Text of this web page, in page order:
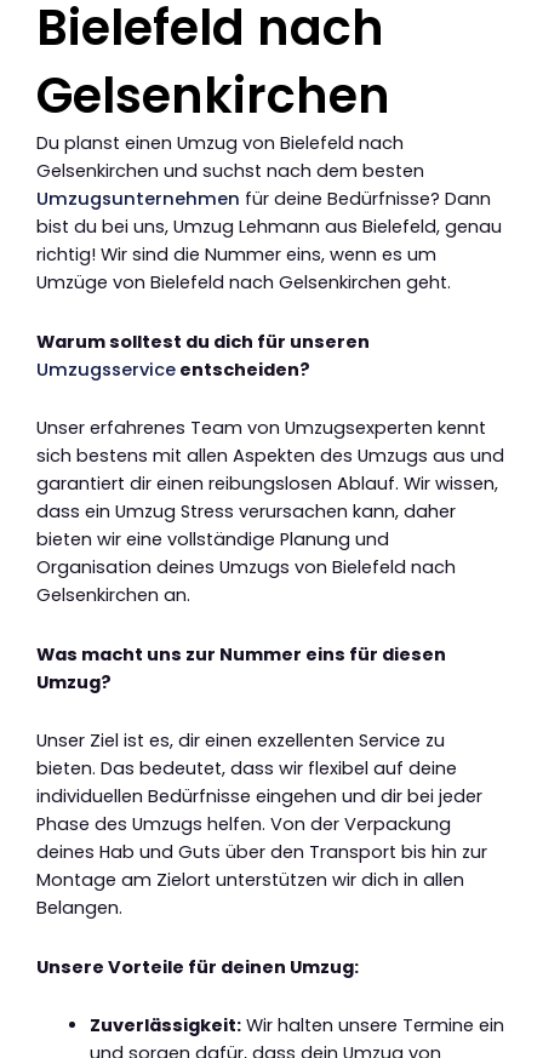
Bielefeld nach
Gelsenkirchen
Du planst einen Umzug von Bielefeld nach
Gelsenkirchen und suchst nach dem besten
Umzugsunternehmen für deine Bedürfnisse? Dann
bist du bei uns, Umzug Lehmann aus Bielefeld, genau
richtig! Wir sind die Nummer eins, wenn es um
Umzüge von Bielefeld nach Gelsenkirchen geht.
Warum solltest du dich für unseren
Umzugsservice entscheiden?
Unser erfahrenes Team von Umzugsexperten kennt
sich bestens mit allen Aspekten des Umzugs aus und
garantiert dir einen reibungslosen Ablauf. Wir wissen,
dass ein Umzug Stress verursachen kann, daher
bieten wir eine vollständige Planung und
Organisation deines Umzugs von Bielefeld nach
Gelsenkirchen an.
Was macht uns zur Nummer eins für diesen
Umzug?
Unser Ziel ist es, dir einen exzellenten Service zu
bieten. Das bedeutet, dass wir flexibel auf deine
individuellen Bedürfnisse eingehen und dir bei jeder
Phase des Umzugs helfen. Von der Verpackung
deines Hab und Guts über den Transport bis hin zur
Montage am Zielort unterstützen wir dich in allen
Belangen.
Unsere Vorteile für deinen Umzug:
Zuverlässigkeit:Wir halten unsere Termine ein